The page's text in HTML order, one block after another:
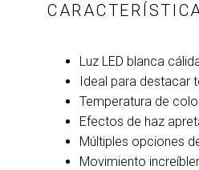
Luz LED blanca
Ideal para destacar
Temperatura de
Efectos de haz
Múltiples opciones
Movimiento